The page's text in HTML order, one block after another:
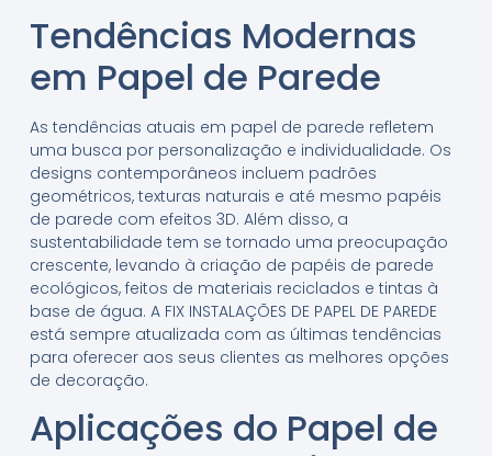
Tendências Modernas
em Papel de Parede
As tendências atuais em papel de parede refletem
uma busca por personalização e individualidade. Os
designs contemporâneos incluem padrões
geométricos, texturas naturais e até mesmo papéis
de parede com efeitos 3D. Além disso, a
sustentabilidade tem se tornado uma preocupação
crescente, levando à criação de papéis de parede
ecológicos, feitos de materiais reciclados e tintas à
base de água. A FIX INSTALAÇÕES DE PAPEL DE PAREDE
está sempre atualizada com as últimas tendências
para oferecer aos seus clientes as melhores opções
de decoração.
Aplicações do Papel de